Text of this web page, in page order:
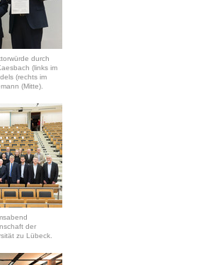
durch
(links im
(rechts im
(Mitte).
der
zu Lübeck.